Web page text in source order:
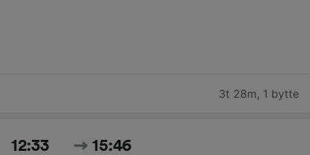
3t 28m, 1 bytte
12:33 15:46